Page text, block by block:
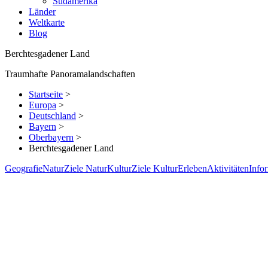
Länder
Weltkarte
Blog
Berchtesgadener Land
Traumhafte Panoramalandschaften
Startseite >
Europa >
Deutschland >
Bayern >
Oberbayern >
Berchtesgadener Land
GeografieNaturZiele NaturKulturZiele KulturErlebenAktivitäten